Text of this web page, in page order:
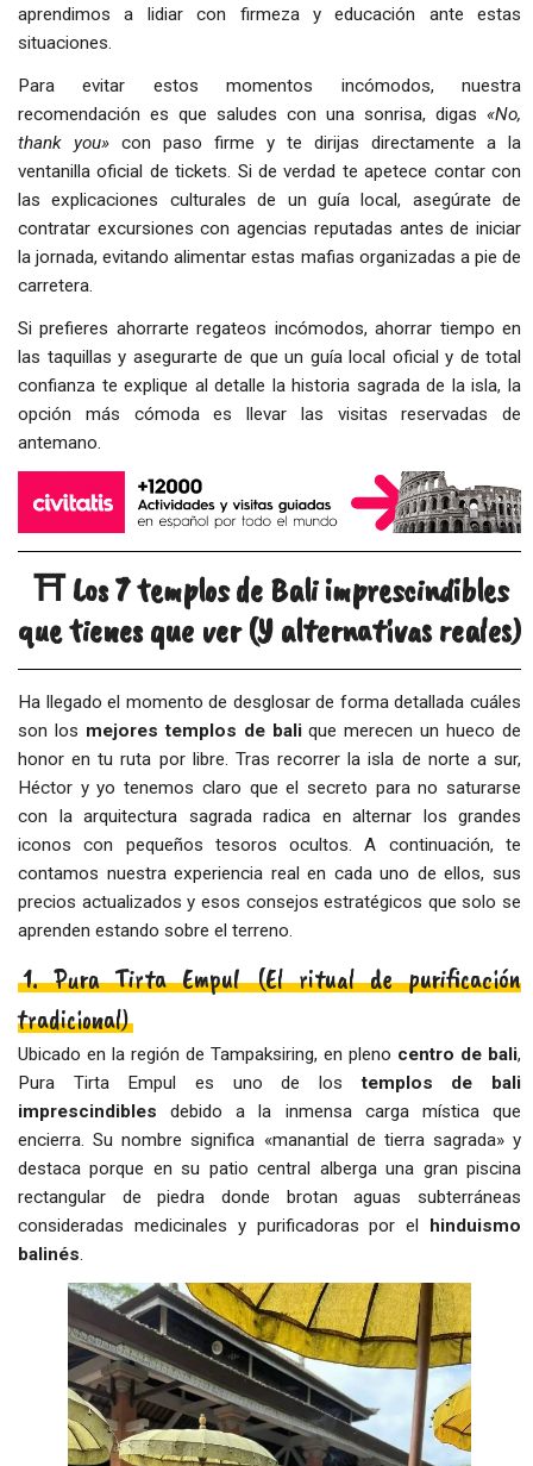
aprendimos a lidiar con firmeza y educación ante estas
situaciones.
Para evitar estos momentos incómodos, nuestra
recomendación es que saludes con una sonrisa, digas «No,
thank you» con paso firme y te dirijas directamente a la
ventanilla oficial de tickets. Si de verdad te apetece contar con
las explicaciones culturales de un guía local, asegúrate de
contratar excursiones con agencias reputadas antes de iniciar
la jornada, evitando alimentar estas mafias organizadas a pie de
carretera.
Si prefieres ahorrarte regateos incómodos, ahorrar tiempo en
las taquillas y asegurarte de que un guía local oficial y de total
confianza te explique al detalle la historia sagrada de la isla, la
opción más cómoda es llevar las visitas reservadas de
antemano.
⛩️ Los 7 templos de Bali imprescindibles
que tienes que ver (Y alternativas reales)
Ha llegado el momento de desglosar de forma detallada cuáles
son los mejores templos de balique merecen un hueco de
honor en tu ruta por libre. Tras recorrer la isla de norte a sur,
Héctor y yo tenemos claro que el secreto para no saturarse
con la arquitectura sagrada radica en alternar los grandes
iconos con pequeños tesoros ocultos. A continuación, te
contamos nuestra experiencia real en cada uno de ellos, sus
precios actualizados y esos consejos estratégicos que solo se
aprenden estando sobre el terreno.
1. Pura Tirta Empul (El ritual de purificación
tradicional)
Ubicado en la región de Tampaksiring, en pleno centro de bali,
Pura Tirta Empul es uno de lostemplos de bali
imprescindibles debido a la inmensa carga mística que
encierra. Su nombre significa «manantial de tierra sagrada» y
destaca porque en su patio central alberga una gran piscina
rectangular de piedra donde brotan aguas subterráneas
consideradas medicinales y purificadoras por el hinduismo
balinés.